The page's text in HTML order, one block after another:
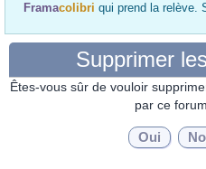
Framacolibri qui prend la relève.
Supprimer
Êtes-vous sûr de vouloir
par ce